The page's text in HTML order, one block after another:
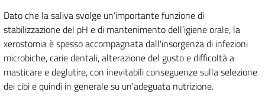
Dato che la saliva svolge un’importante funzione di
stabilizzazione del pH e di mantenimento dell’igiene orale, la
xerostomia è spesso accompagnata dall'insorgenza di infezioni
microbiche, carie dentali, alterazione del gusto e difficoltà a
masticare e deglutire, con inevitabili conseguenze sulla selezione
dei cibi e quindi in generale su un'adeguata nutrizione.